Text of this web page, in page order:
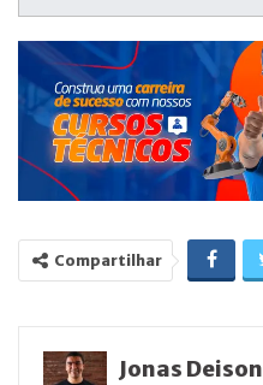
Compartilhar
Jonas Deison